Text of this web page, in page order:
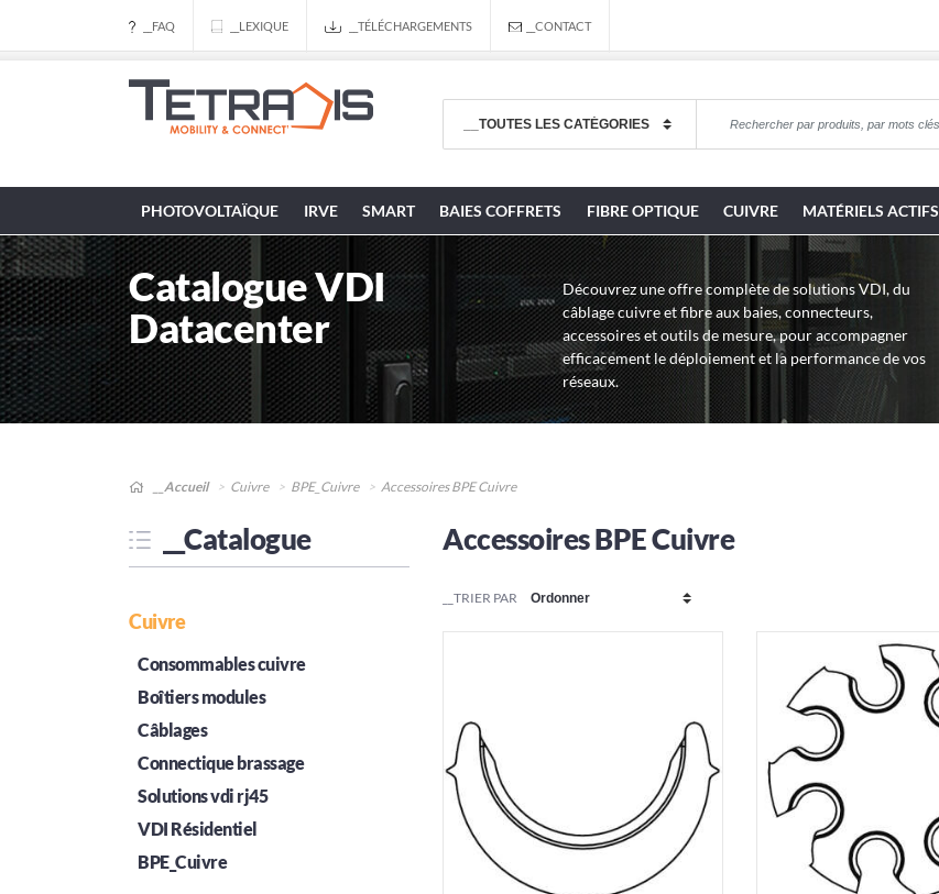
__FAQ __LEXIQUE __TÉLÉCHARGEMENTS __CONTACT
PHOTOVOLTAÏQUE IRVE SMART BAIES COFFRETS FIBRE OPTIQUE CUIVRE MATÉRIELS ACTIFS
Catalogue VDI
Datacenter
Découvrez une offre complète de solutions VDI, du
câblage cuivre et fibre aux baies, connecteurs,
accessoires et outils de mesure, pour accompagner
efficacement le déploiement et la performance de vos
réseaux.
__Accueil Cuivre BPE_Cuivre Accessoires BPE Cuivre
__Catalogue
Cuivre
Consommables cuivre
Boîtiers modules
Câblages
Connectique brassage
Solutions vdi rj45
VDI Résidentiel
BPE_Cuivre
Accessoires BPE Cuivre
__TRIER PAR